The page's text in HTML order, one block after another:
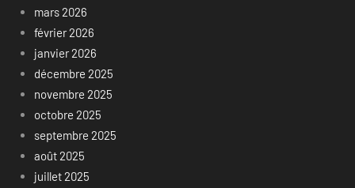
mars 2026
février 2026
janvier 2026
décembre 2025
novembre 2025
octobre 2025
septembre 2025
août 2025
juillet 2025